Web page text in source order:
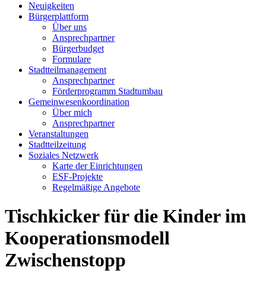
Neuigkeiten
Bürgerplattform
Über uns
Ansprechpartner
Bürgerbudget
Formulare
Stadtteilmanagement
Ansprechpartner
Förderprogramm Stadtumbau
Gemeinwesenkoordination
Über mich
Ansprechpartner
Veranstaltungen
Stadtteilzeitung
Soziales Netzwerk
Karte der Einrichtungen
ESF-Projekte
Regelmäßige Angebote
Tischkicker für die Kinder im
Kooperationsmodell
Zwischenstopp